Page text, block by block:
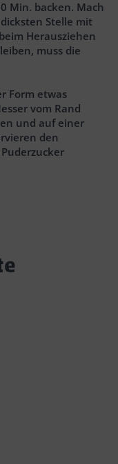
Min. backen. Mach
Stelle mit
Herausziehen
muss die
Form etwas
vom Rand
und auf einer
den